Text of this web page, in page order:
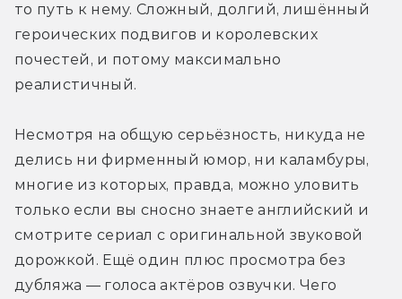
то путь к нему. Сложный, долгий, лишённый
героических подвигов и королевских
почестей, и потому максимально
реалистичный.
Несмотря на общую серьёзность, никуда не
делись ни фирменный юмор, ни каламбуры,
многие из которых, правда, можно уловить
только если вы сносно знаете английский и
смотрите сериал с оригинальной звуковой
дорожкой. Ещё один плюс просмотра без
дубляжа — голоса актёров озвучки. Чего